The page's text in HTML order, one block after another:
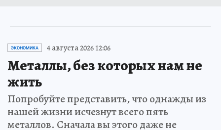
ЭКОНОМИКА 4 августа 2026 12:06
Металлы, без которых нам не
жить
Попробуйте представить, что однажды из
нашей жизни исчезнут всего пять
металлов. Сначала вы этого даже не